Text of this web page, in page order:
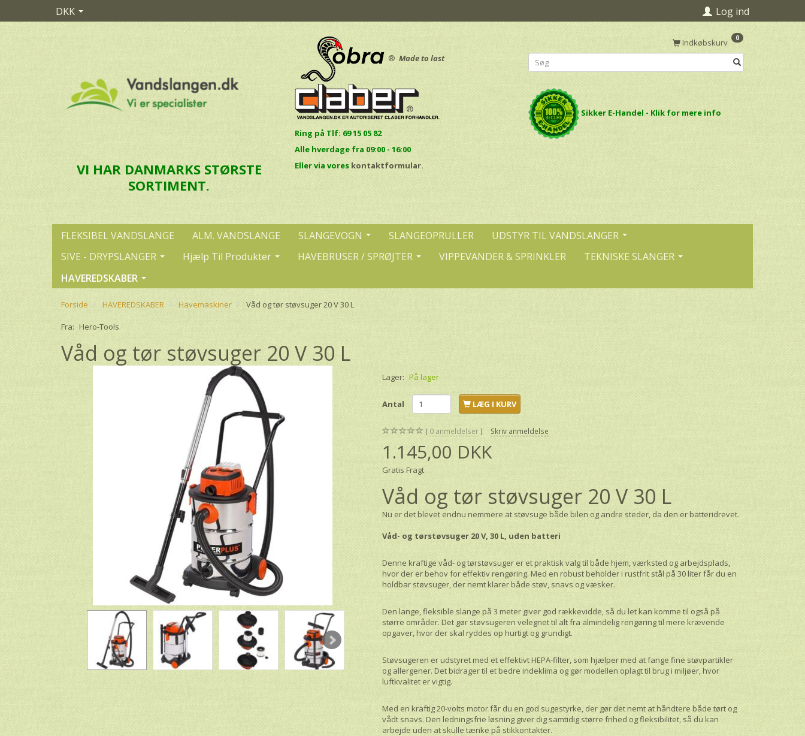
DKK Log ind
VI HAR DANMARKS STØRSTE
SORTIMENT.
® Made to last
Ring på Tlf: 69 15 05 82
Alle hverdage fra 09:00 - 16:00
Eller via vores kontaktformular.
Indkøbskurv 0
Sikker E-Handel - Klik for mere info
FLEKSIBEL VANDSLANGE ALM. VANDSLANGE SLANGEVOGN SLANGEOPRULLER
UDSTYR TIL VANDSLANGER
SIVE - DRYPSLANGER
Hjælp Til Produkter HAVEBRUSER / SPRØJTER VIPPEVANDER & SPRINKLER
TEKNISKE SLANGER
HAVEREDSKABER
Forside HAVEREDSKABER Havemaskiner Våd og tør støvsuger 20 V 30 L
Fra: Hero-Tools
Våd og tør støvsuger 20 V 30 L
Lager: På lager
Antal LÆG I KURV
0 anmeldelser Skriv anmeldelse
1.145,00 DKK
Gratis Fragt
Våd og tør støvsuger 20 V 30 L
Nu er det blevet endnu nemmere at støvsuge både bilen og andre steder, da den er batteridrevet.
Våd- og tørstøvsuger 20 V, 30 L, uden batteri
Denne kraftige våd- og tørstøvsuger er et praktisk valg til både hjem, værksted og arbejdsplads,
hvor der er behov for effektiv rengøring. Med en robust beholder i rustfrit stål på 30 liter får du en
holdbar støvsuger, der nemt klarer både støv, snavs og væsker.
Den lange, fleksible slange på 3 meter giver god rækkevidde, så du let kan komme til også på
større områder. Det gør støvsugeren velegnet til alt fra almindelig rengøring til mere krævende
opgaver, hvor der skal ryddes op hurtigt og grundigt.
Støvsugeren er udstyret med et effektivt HEPA-filter, som hjælper med at fange fine støvpartikler
og allergener. Det bidrager til et bedre indeklima og gør modellen oplagt til brug i miljøer, hvor
luftkvalitet er vigtig.
Med en kraftig 20-volts motor får du en god sugestyrke, der gør det nemt at håndtere både tørt og
vådt snavs. Den ledningsfrie løsning giver dig samtidig større frihed og fleksibilitet, så du kan
arbejde uden at skulle tænke på stikkontakter.